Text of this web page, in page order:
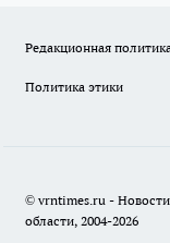
Редакционная
Политика этики
© vrntimes.ru -
области, 2004-2026